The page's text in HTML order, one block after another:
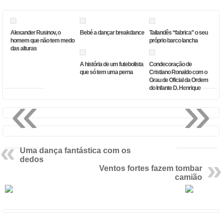
Alexander Rusinov, o
homem que não tem medo
das alturas
Bebé a dançar breakdance
Tailandês “fabrica” o seu
próprio barco lancha
A história de um futebolista
que só tem uma perna
Condecoração de
Cristiano Ronaldo com o
Grau de Oficial da Ordem
do Infante D. Henrique
Uma dança fantástica com os
dedos
Ventos fortes fazem tombar
camião
»
«